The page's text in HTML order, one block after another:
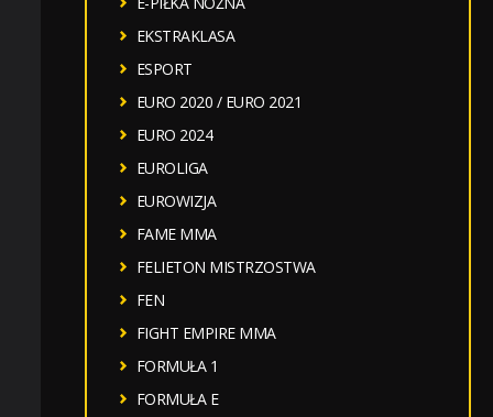
EKSTRAKLASA
ESPORT
EURO 2020 / EURO 2021
EURO 2024
EUROLIGA
EUROWIZJA
FAME MMA
FELIETON MISTRZOSTWA
FEN
FIGHT EMPIRE MMA
FORMUŁA 1
FORMUŁA E